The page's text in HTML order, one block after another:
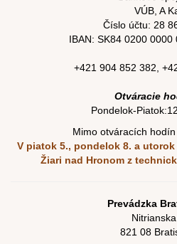
VÚB, A
Číslo účtu: 28
IBAN: SK84 0200 0000
+421 904 852 382
Otváracie
Pondelok-
Mimo otváracích
V piatok 5., pondelok 8. a utorok
Žiari nad Hronom z
Prevádzka
821 08